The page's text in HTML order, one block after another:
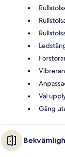
Väl
Gång